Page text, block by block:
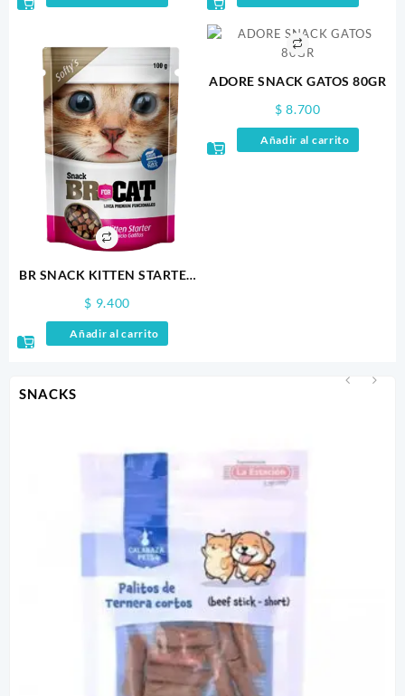
SNACKS
BR SNACK KITTEN STARTER
$ 9.400
Añadir al carrito
ADORE SNACK GATOS 80GR
$ 8.700
Añadir al carrito